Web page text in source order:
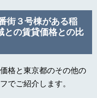
街３号棟がある稲
との賃貸価格との比
格と東京都のその他の
でご紹介します。